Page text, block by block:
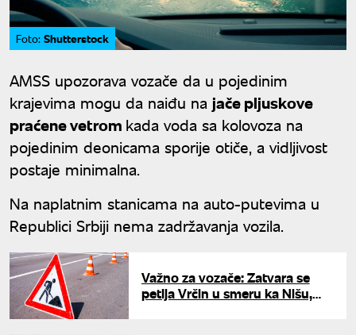
Foto: Shutterstock
AMSS upozorava vozače da u pojedinim
krajevima mogu da naiđu na jače pljuskove
praćene vetrom kada voda sa kolovoza na
pojedinim deonicama sporije otiče, a vidljivost
postaje minimalna.
Na naplatnim stanicama na auto-putevima u
Republici Srbiji nema zadržavanja vozila.
Važno za vozače: Zatvara se
petlja Vrčin u smeru ka Nišu,